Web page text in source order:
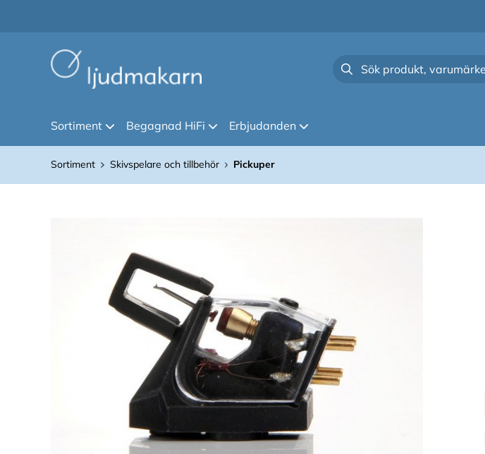
Sortiment Begagnad HiFi Erbjudanden
Sortiment Skivspelare och tillbehör Pickuper